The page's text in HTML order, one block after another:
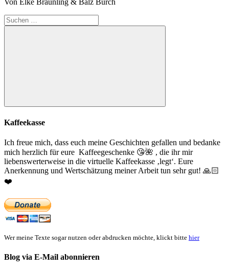
Von Elke Bräunling & Balz Burch
Suchen
nach:
Suchen
Kaffeekasse
Ich freue mich, dass euch meine Geschichten gefallen und bedanke
mich herzlich für eure Kaffeegeschenke 😘🌺 , die ihr mir
liebenswerterweise in die virtuelle Kaffeekasse ‚legt‘. Eure
Anerkennung und Wertschätzung meiner Arbeit tun sehr gut! 🙏🏻
❤️
Wer meine Texte sogar nutzen oder abdrucken möchte, klickt bitte hier
Blog via E-Mail abonnieren